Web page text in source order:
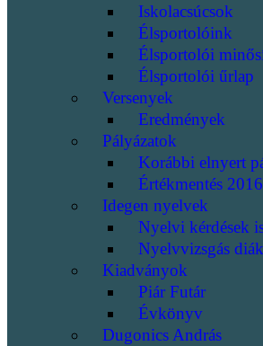
Iskolacsúcsok
Élsportolóink
Élsportolói
Élsportolói űrlap
Versenyek
Eredmények
Pályázatok
Korábbi elnyert
Értékmentés 2016
Idegen nyelvek
Nyelvi kérdések
Nyelvvizsgás
Kiadványok
Piár Futár
Évkönyv
Dugonics András